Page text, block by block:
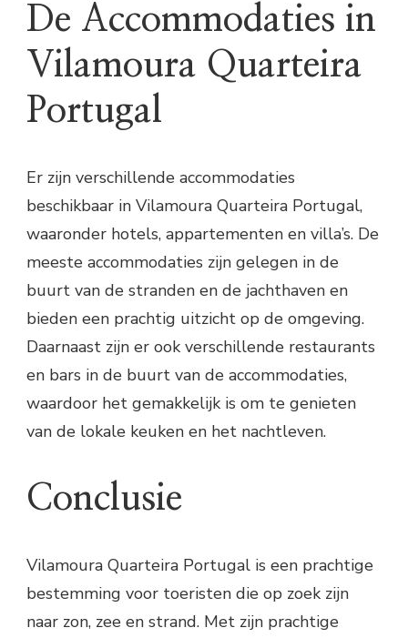
De Accommodaties in
Vilamoura Quarteira
Portugal
Er zijn verschillende accommodaties
beschikbaar in Vilamoura Quarteira Portugal,
waaronder hotels, appartementen en villa’s. De
meeste accommodaties zijn gelegen in de
buurt van de stranden en de jachthaven en
bieden een prachtig uitzicht op de omgeving.
Daarnaast zijn er ook verschillende restaurants
en bars in de buurt van de accommodaties,
waardoor het gemakkelijk is om te genieten
van de lokale keuken en het nachtleven.
Conclusie
Vilamoura Quarteira Portugal is een prachtige
bestemming voor toeristen die op zoek zijn
naar zon, zee en strand. Met zijn prachtige